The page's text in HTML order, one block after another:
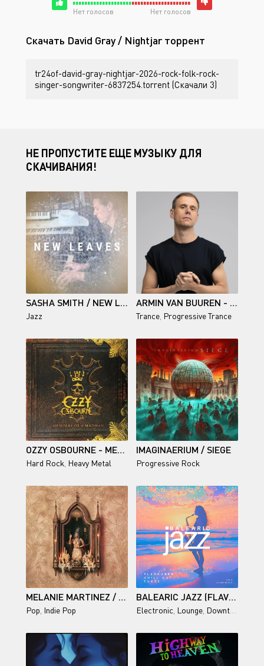
Нет голосов Нет голосов
Скачать David Gray / Nightjar торрент
tr24of-david-gray-nightjar-2026-rock-folk-rock-
singer-songwriter-6837254.torrent (Скачали 3)
НЕ ПРОПУСТИТЕ ЕЩЕ МУЗЫКУ ДЛЯ
СКАЧИВАНИЯ!
SASHA SMITH / NEW LEAVES
Jazz
ARMIN VAN BUUREN - A STATE OF TRANCE
Trance Progressive Trance
OZZY OSBOURNE - MEMOIRS OF A MADMAN (REMASTERED) 2014
Hard Rock Heavy Metal
IMAGINAERIUM / SIEGE
Progressive Rock
MELANIE MARTINEZ / HADES
Pop Indie Pop
BALEARIC JAZZ (FLAVOURED CHILL OUT TUNES), VOL. 2
Electronic Lounge Downtempo